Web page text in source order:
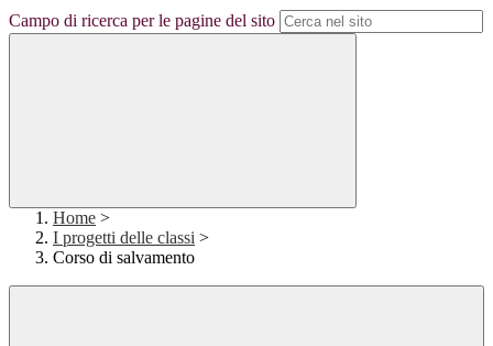
Campo di ricerca per le pagine del sito
Home >
I progetti delle classi >
Corso di salvamento